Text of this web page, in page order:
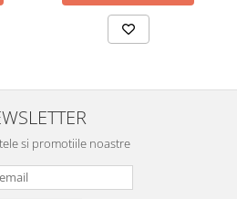
si promotiile noastre